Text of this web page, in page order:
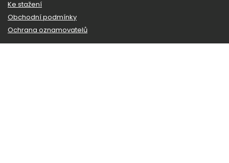
Ke stažení
Obchodní podmínky
Ochrana oznamovatelů